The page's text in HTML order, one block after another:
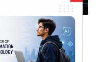
अन्तर्राष्ट्रिय